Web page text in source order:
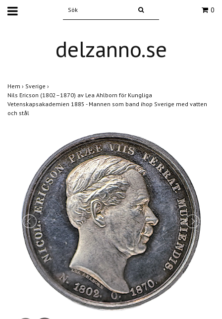
0
delzanno.se
Hem › Sverige ›
Nils Ericson (1802–1870) av Lea Ahlborn för Kungliga
Vetenskapsakademien 1885 - Mannen som band ihop Sverige med vatten
och stål